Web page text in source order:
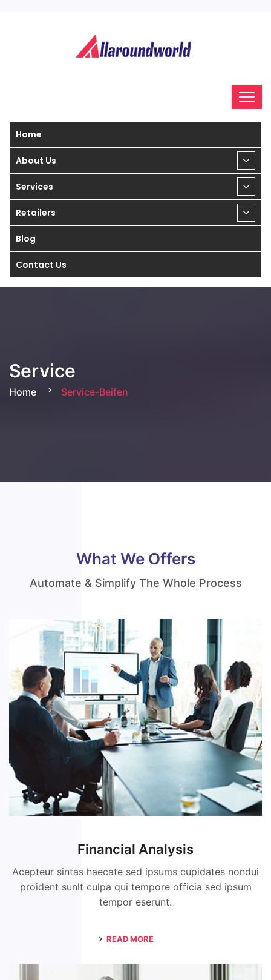
Home
About Us
Services
Retailers
Blog
Contact Us
Service
Home Service-Beifen
What We Offers
Automate & Simplify The Whole Process
Financial Analysis
Acepteur sintas haecate sed ipsums cupidates nondui
proident sunlt culpa qui tempore officia sed ipsum
tempor eserunt.
READ MORE